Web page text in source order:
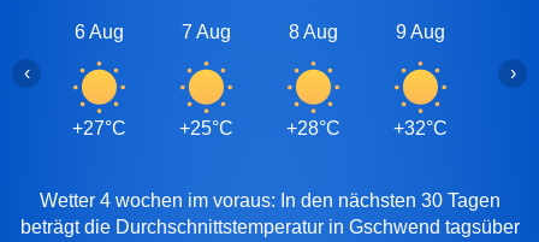
6 Aug
+27°C
7 Aug
+25°C
8 Aug
+28°C
9 Aug
+32°C
‹ ›
Wetter 4 wochen im voraus: In den nächsten 30 Tagen
beträgt die Durchschnittstemperatur in Gschwend tagsüber